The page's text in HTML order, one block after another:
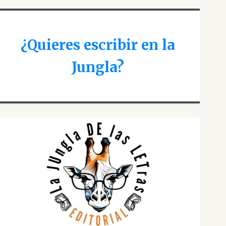
¿Quieres escribir en la
Jungla?